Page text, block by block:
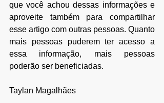
que você achou dessas informações e
aproveite também para compartilhar
esse artigo com outras pessoas. Quanto
mais pessoas puderem ter acesso a
essa informação, mais pessoas
poderão ser beneficiadas.
Taylan Magalhães